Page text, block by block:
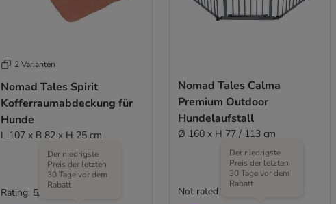
2 Varianten
Nomad Tales Spirit
Kofferraumabdeckung für
Hunde
L 107 x B 82 x H 25 cm
Der niedrigste
Preis der letzten
30 Tage vor dem
Rabatt
Rating: 5/5
Nomad Tales Calma
Premium Outdoor
Hundelaufstall
Ø 160 x H 77 / 113 cm
Der niedrigste
Preis der letzten
30 Tage vor dem
Rabatt
Not rated